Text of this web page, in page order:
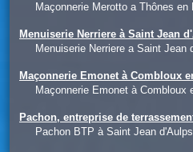
Maçonnerie Merotto a Thônes
Menuiserie Nerriere à Saint Jean
Menuiserie Nerriere a Saint Jean
Maçonnerie Emonet à Combloux
Maçonnerie Emonet à Combloux
Pachon, entreprise de
Pachon BTP à Saint Jean